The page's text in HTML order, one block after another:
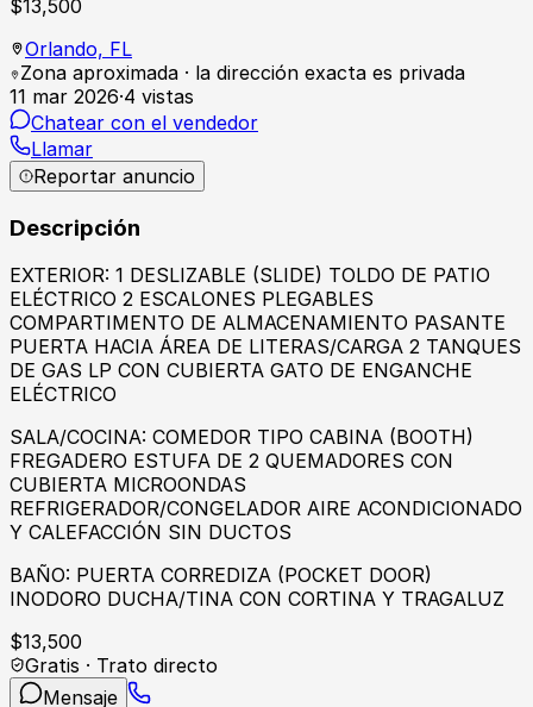
$13,500
Orlando, FL
Zona aproximada · la dirección exacta es privada
11 mar 2026·4 vistas
Chatear con el vendedor
Llamar
Reportar anuncio
Descripción
EXTERIOR: 1 DESLIZABLE (SLIDE) TOLDO DE PATIO
ELÉCTRICO 2 ESCALONES PLEGABLES
COMPARTIMENTO DE ALMACENAMIENTO PASANTE
PUERTA HACIA ÁREA DE LITERAS/CARGA 2 TANQUES
DE GAS LP CON CUBIERTA GATO DE ENGANCHE
ELÉCTRICO
SALA/COCINA: COMEDOR TIPO CABINA (BOOTH)
FREGADERO ESTUFA DE 2 QUEMADORES CON
CUBIERTA MICROONDAS
REFRIGERADOR/CONGELADOR AIRE ACONDICIONADO
Y CALEFACCIÓN SIN DUCTOS
BAÑO: PUERTA CORREDIZA (POCKET DOOR)
INODORO DUCHA/TINA CON CORTINA Y TRAGALUZ
$13,500
Gratis · Trato directo
Mensaje